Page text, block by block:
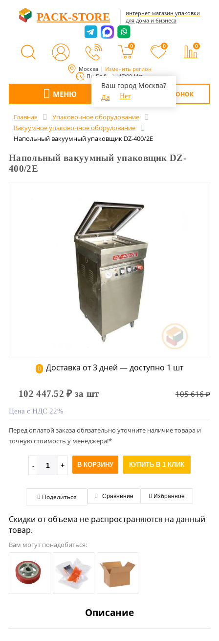
Москва Изменить регион
Ваш город Москва?
Да
Нет
Пн-Пт 8:00 - 17:00 Мск
PACK-STORE
интернет-магазин упаковки
для дома и бизнеса
0 0 0
МЕНЮ ОБРАТНЫЙ ЗВОНОК
Главная
Упаковочное оборудование
Вакуумное упаковочное оборудование
Напольный вакуумный упаковщик DZ-400/2E
Напольный вакуумный упаковщик DZ-
400/2E
Доставка от 3 дней — доступно 1 шт
102 447.52 ₽ за шт 105 616 ₽
Цена с НДС 22%
Перед оплатой заказа обязательно уточните наличие товара и
точную стоимость у менеджера!*
В КОРЗИНУ КУПИТЬ В 1 КЛИК
Поделиться Сравнение Избранное
Скидки от объема не распространяются на данный
товар.
Вам могут понадобиться:
Описание